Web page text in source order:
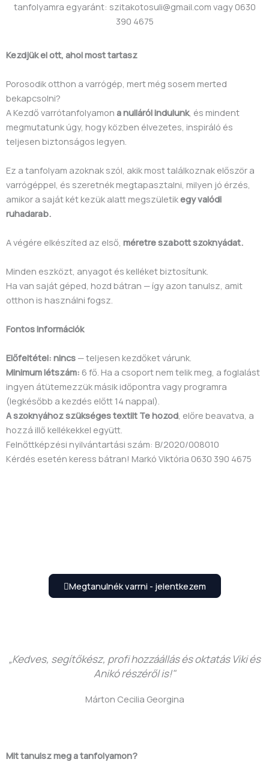
tanfolyamra egyaránt: szitakotosuli@gmail.com vagy 0630
390 4675
Kezdjük el ott, ahol most tartasz
Porosodik otthon a varrógép, mert még sosem merted
bekapcsolni?
A Kezdő varrótanfolyamon a nulláról indulunk, és mindent
megmutatunk úgy, hogy közben élvezetes, inspiráló és
teljesen biztonságos legyen.
Ez a tanfolyam azoknak szól, akik most találkoznak először a
varrógéppel, és szeretnék megtapasztalni, milyen jó érzés,
amikor a saját két kezük alatt megszületikegy valódi
ruhadarab.
A végére elkészíted az első, méretre szabott szoknyádat.
Minden eszközt, anyagot és kelléket biztosítunk.
Ha van saját géped, hozd bátran — így azon tanulsz, amit
otthon is használni fogsz.
Fontos információk
Előfeltétel: nincs — teljesen kezdőket várunk.
Minimum létszám: 6 fő. Ha a csoport nem telik meg, a foglalást
ingyen átütemezzük másik időpontra vagy programra
(legkésőbb a kezdés előtt 14 nappal).
A szoknyához szükséges textilt Te hozod , előre beavatva, a
hozzá illő kellékekkel együtt.
Felnőttképzési nyilvántartási szám: B/2020/008010
Kérdés esetén keress bátran! Markó Viktória 0630 390 4675
Megtanulnék varrni - jelentkezem
„Kedves, segítőkész, profi hozzáállás és oktatás Viki és
Anikó részéről is!"
Márton Cecilia Georgina
Mit tanulsz meg a tanfolyamon?